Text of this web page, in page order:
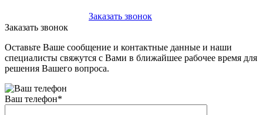
Заказать звонок
Заказать звонок
Оставьте Ваше сообщение и контактные данные и наши
специалисты свяжутся с Вами в ближайшее рабочее время для
решения Вашего вопроса.
Ваш телефон*